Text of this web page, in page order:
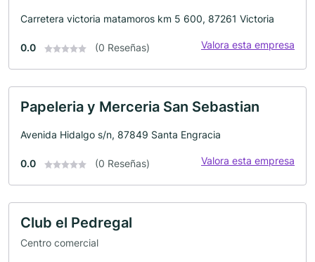
Carretera victoria matamoros km 5 600, 87261 Victoria
0.0 (0 Reseñas) Valora esta empresa
Papeleria y Merceria San Sebastian
Avenida Hidalgo s/n, 87849 Santa Engracia
0.0 (0 Reseñas) Valora esta empresa
Club el Pedregal
Centro comercial